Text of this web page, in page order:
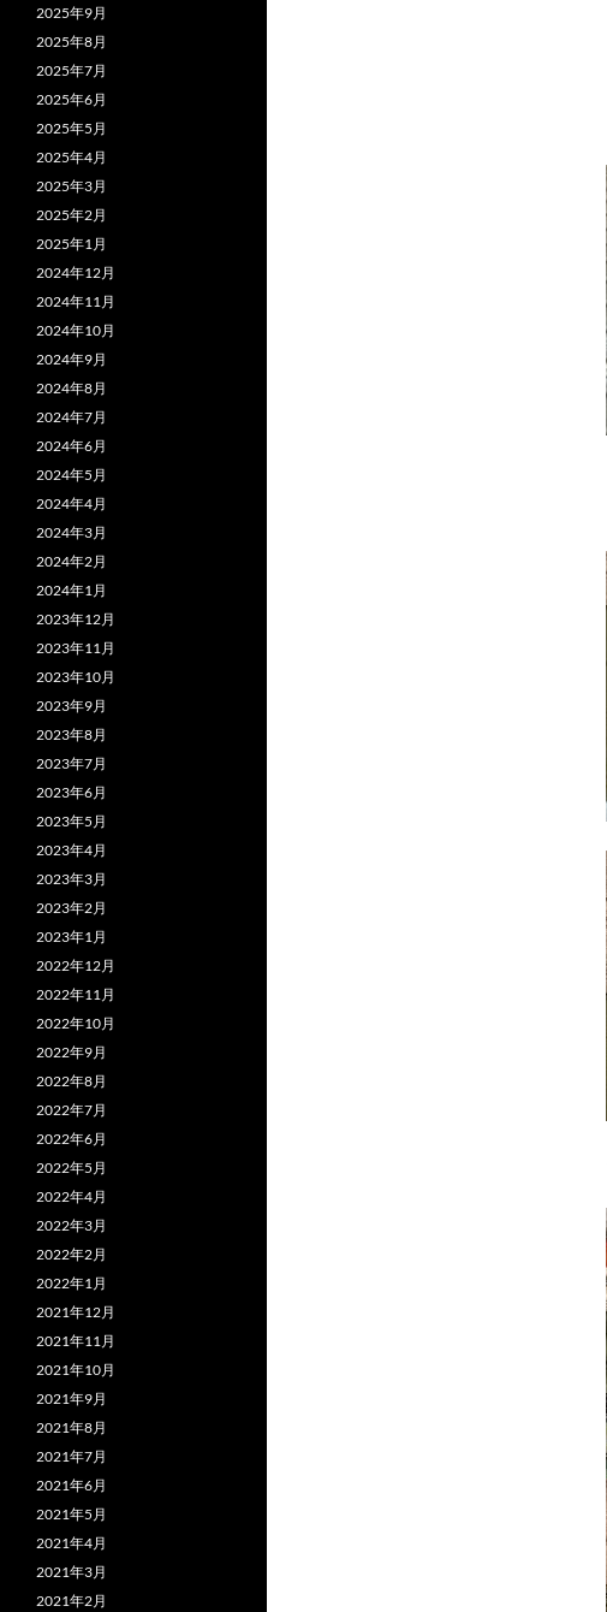
2025年9月
2025年8月
2025年7月
2025年6月
2025年5月
2025年4月
2025年3月
2025年2月
2025年1月
2024年12月
2024年11月
2024年10月
2024年9月
2024年8月
2024年7月
2024年6月
2024年5月
2024年4月
2024年3月
2024年2月
2024年1月
2023年12月
2023年11月
2023年10月
2023年9月
2023年8月
2023年7月
2023年6月
2023年5月
2023年4月
2023年3月
2023年2月
2023年1月
2022年12月
2022年11月
2022年10月
2022年9月
2022年8月
2022年7月
2022年6月
2022年5月
2022年4月
2022年3月
2022年2月
2022年1月
2021年12月
2021年11月
2021年10月
2021年9月
2021年8月
2021年7月
2021年6月
2021年5月
2021年4月
2021年3月
2021年2月